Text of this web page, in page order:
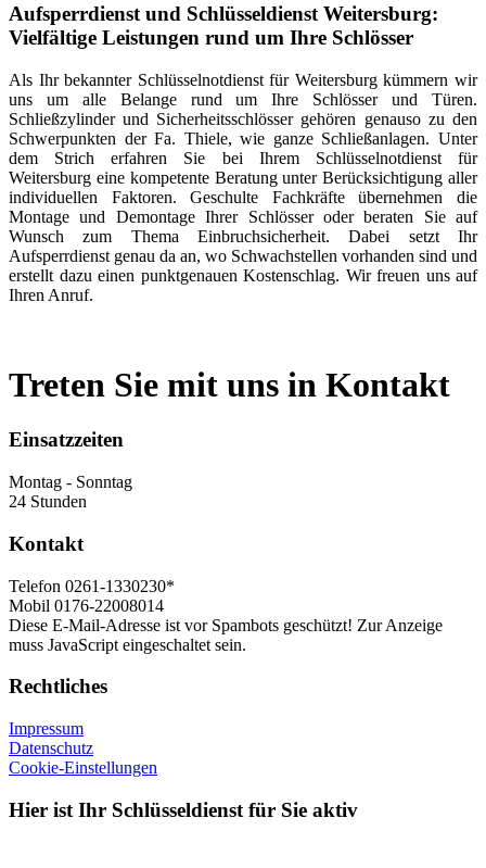
Aufsperrdienst und Schlüsseldienst Weitersburg:
Vielfältige Leistungen rund um Ihre Schlösser
Als Ihr bekannter Schlüsselnotdienst für Weitersburg kümmern wir
uns um alle Belange rund um Ihre Schlösser und Türen.
Schließzylinder und Sicherheitsschlösser gehören genauso zu den
Schwerpunkten der Fa. Thiele, wie ganze Schließanlagen. Unter
dem Strich erfahren Sie bei Ihrem Schlüsselnotdienst für
Weitersburg eine kompetente Beratung unter Berücksichtigung aller
individuellen Faktoren. Geschulte Fachkräfte übernehmen die
Montage und Demontage Ihrer Schlösser oder beraten Sie auf
Wunsch zum Thema Einbruchsicherheit. Dabei setzt Ihr
Aufsperrdienst genau da an, wo Schwachstellen vorhanden sind und
erstellt dazu einen punktgenauen Kostenschlag. Wir freuen uns auf
Ihren Anruf.
Treten Sie mit uns in Kontakt
Einsatzzeiten
Montag - Sonntag
24 Stunden
Kontakt
Telefon 0261-1330230*
Mobil 0176-22008014
Diese E-Mail-Adresse ist vor Spambots geschützt! Zur Anzeige
muss JavaScript eingeschaltet sein.
Rechtliches
Impressum
Datenschutz
Cookie-Einstellungen
Hier ist Ihr Schlüsseldienst für Sie aktiv